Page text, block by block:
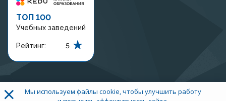
ТОП 100
Учебных заведений
Рейтинг: 5
+7 (3452) 56-97-07
×
Мы используем файлы cookie, чтобы улучшить работу